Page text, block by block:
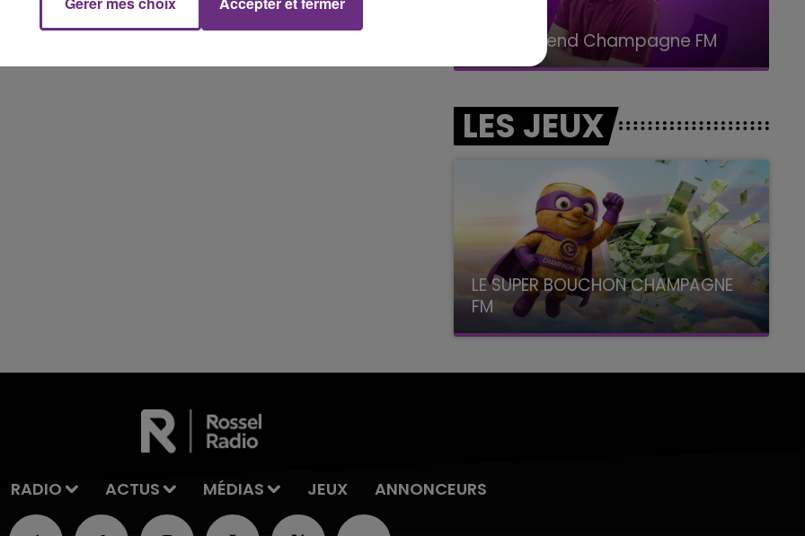
Le week-end Champagne FM
LES JEUX
LE SUPER BOUCHON CHAMPAGNE
FM
avec La Famille Champagne FM, à 8H10
RADIO ACTUS MÉDIAS JEUX ANNONCEURS